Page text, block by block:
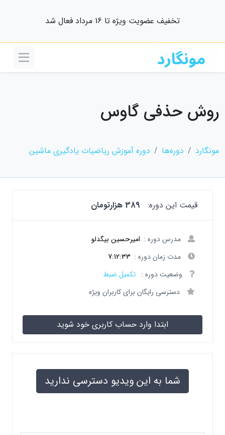
تخفیف عضویت ویژه تا 16 مرداد فعال شد
روش حذفی گاوس
مونگارد دوره‌ها دوره آموزش ریاضیات یادگیری ماشین
قیمت این دوره: 389 هزارتومان
مدرس دوره : امیرحسین بیگدلو
مدت زمان دوره : 7:12:33
وضعیت دوره : تکمیل ضبط
دسترسی رایگان برای کاربران ویژه
ابتدا وارد حساب کاربری خود شوید
شما به این ویدیو دسترسی ندارید